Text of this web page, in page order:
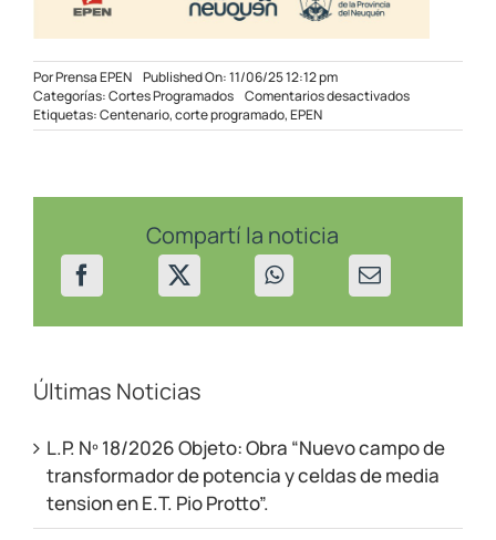
PorPrensa EPEN Published On: 11/06/25 12:12 pm
Categorías:Cortes Programados Comentarios desactivadosen
Programado
Etiquetas:Centenario,corte programado,EPEN
Compartí la noticia
Últimas Noticias
L.P. Nº 18/2026 Objeto: Obra “Nuevo campo de
transformador de potencia y celdas de media
tension en E.T. Pio Protto”.